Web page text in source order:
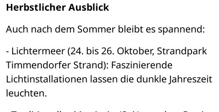
Herbstlicher Ausblick
Auch nach dem Sommer bleibt es spannend:
- Lichtermeer (24. bis 26. Oktober, Strandpark
Timmendorfer Strand): Faszinierende
Lichtinstallationen lassen die dunkle Jahreszeit
leuchten.